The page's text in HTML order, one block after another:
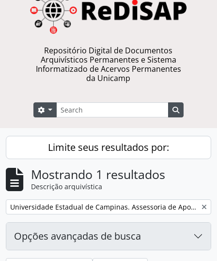
Repositório Digital de Documentos
Arquivísticos Permanentes e Sistema
Informatizado de Acervos Permanentes
da Unicamp
Buscar
Opções de busca
Limite seus resultados por:
Mostrando 1 resultados
Descrição arquivística
Remover filtro: Universidade Estadual de Campinas. Assessoria de Apoio a Eventos
Opções avançadas de busca